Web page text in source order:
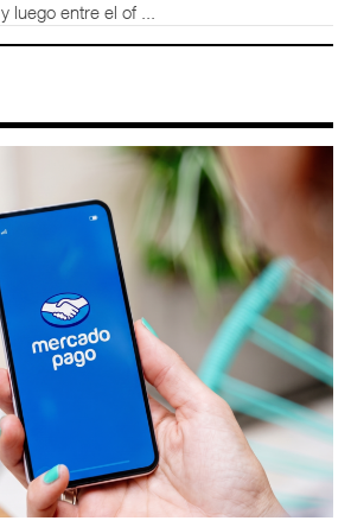
luego entre el of ...